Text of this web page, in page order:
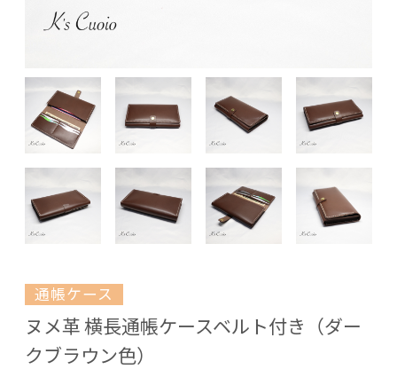
通帳ケース
ヌメ革 横長通帳ケースベルト付き（ダー
クブラウン色）